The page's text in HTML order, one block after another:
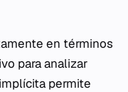
en términos
para analizar
permite